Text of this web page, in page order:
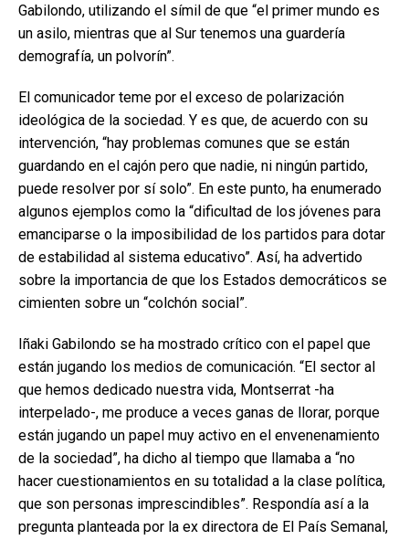
Gabilondo, utilizando el símil de que “el primer mundo es
un asilo, mientras que al Sur tenemos una guardería
demografía, un polvorín”.
El comunicador teme por el exceso de polarización
ideológica de la sociedad. Y es que, de acuerdo con su
intervención, “hay problemas comunes que se están
guardando en el cajón pero que nadie, ni ningún partido,
puede resolver por sí solo”. En este punto, ha enumerado
algunos ejemplos como la “dificultad de los jóvenes para
emanciparse o la imposibilidad de los partidos para dotar
de estabilidad al sistema educativo”. Así, ha advertido
sobre la importancia de que los Estados democráticos se
cimienten sobre un “colchón social”.
Iñaki Gabilondo se ha mostrado crítico con el papel que
están jugando los medios de comunicación. “El sector al
que hemos dedicado nuestra vida, Montserrat -ha
interpelado-, me produce a veces ganas de llorar, porque
están jugando un papel muy activo en el envenenamiento
de la sociedad”, ha dicho al tiempo que llamaba a “no
hacer cuestionamientos en su totalidad a la clase política,
que son personas imprescindibles”. Respondía así a la
pregunta planteada por la ex directora de El País Semanal,